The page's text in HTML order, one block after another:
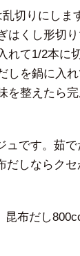
切りにしま
くし形切り
て1/2本に
を鍋に入
整えたら完
ュです。茹
しならク
昆布だし